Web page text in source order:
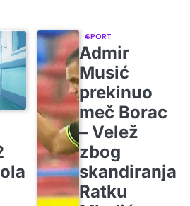
SPORT
Admir
Musić
prekinuo
meč Borac
– Velež
zbog
skandiranja
Ratku